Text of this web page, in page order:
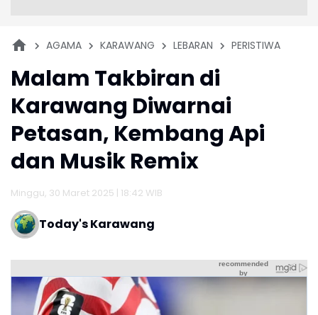
AGAMA KARAWANG LEBARAN PERISTIWA
Malam Takbiran di
Karawang Diwarnai
Petasan, Kembang Api
dan Musik Remix
Minggu, 30 Maret 2025 | 18:42 WIB
Today's Karawang